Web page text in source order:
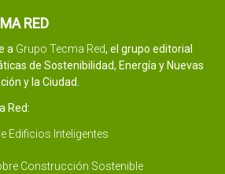
RED
a Grupo Tecma Red, el grupo editorial
de Sostenibilidad, Energía y Nuevas
y la Ciudad.
Red:
Edificios Inteligentes
Construcción Sostenible